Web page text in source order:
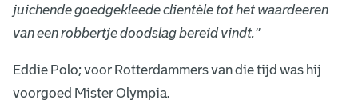
juichende goedgekleede clientèle tot het waardeeren
van een robbertje doodslag bereid vindt.''
Eddie Polo; voor Rotterdammers van die tijd was hij
voorgoed Mister Olympia.